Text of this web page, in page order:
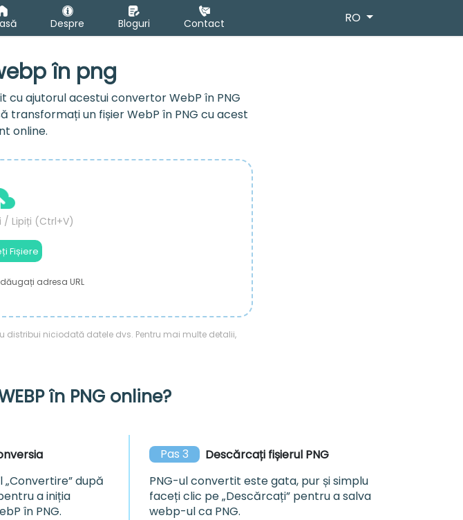
Despre Bloguri Contact RO
în png
cu ajutorul acestui convertor WebP în PNG
transformați un fișier WebP în PNG cu acest
online.
/ Lipiți (Ctrl+V)
Fișiere
adresa URL
distribui niciodată datele dvs. Pentru mai multe detalii,
în PNG online?
după
a iniția
în PNG.
Pas 3
Descărcați fișierul PNG
PNG-ul convertit este gata, pur și simplu
faceți clic pe „Descărcați” pentru a salva
webp-ul ca PNG.